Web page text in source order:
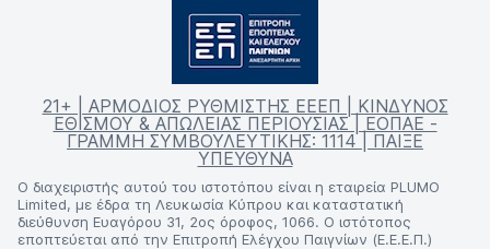
21+ | ΑΡΜΟΔΙΟΣ ΡΥΘΜΙΣΤΗΣ ΕΕΕΠ | ΚΙΝΔΥΝΟΣ
ΕΘΙΣΜΟΥ & ΑΠΩΛΕΙΑΣ ΠΕΡΙΟΥΣΙΑΣ | ΕΟΠΑΕ -
ΓΡΑΜΜΗ ΣΥΜΒΟΥΛΕΥΤΙΚΗΣ: 1114 | ΠΑΙΞΕ
ΥΠΕΥΘΥΝΑ
Ο διαχειριστής αυτού του ιστοτόπου είναι η εταιρεία PLUMO
Limited, με έδρα τη Λευκωσία Κύπρου και καταστατική
διεύθυνση Ευαγόρου 31, 2ος όροφος, 1066. Ο ιστότοπος
εποπτεύεται από την Επιτροπή Ελέγχου Παιγνίων (Ε.Ε.Ε.Π.)